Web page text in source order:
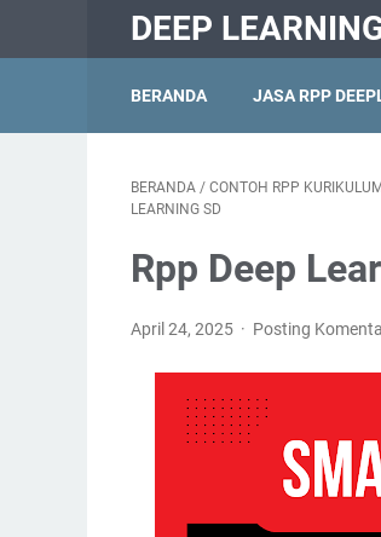
DEEP
BERANDA JASA RPP
BERANDA / CONTOH RPP
LEARNING SD
Rpp Deep
April 24, 2025 Posting